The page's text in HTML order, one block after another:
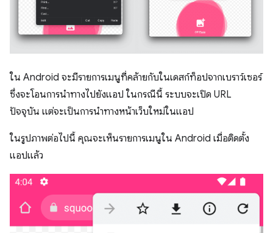
ใน Android จะมีรายการเมนูที่คล้ายกับในเดสก์ท็อปจากเบราว์เซอร์
ซึ่งจะโอนการนําทางไปยังแอป ในกรณีนี้ ระบบจะเปิด URL
ปัจจุบัน แต่จะเป็นการนําทางหน้าเว็บใหม่ในแอป
ในรูปภาพต่อไปนี้ คุณจะเห็นรายการเมนูใน Android เมื่อติดตั้ง
แอปแล้ว